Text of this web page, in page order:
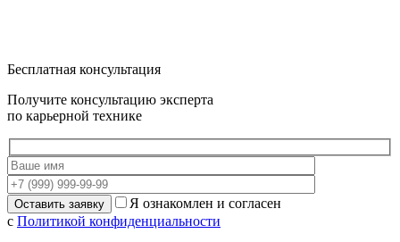
Бесплатная консультация
Получите консультацию эксперта
по карьерной технике
Я ознакомлен и согласен
с Политикой конфиденциальности